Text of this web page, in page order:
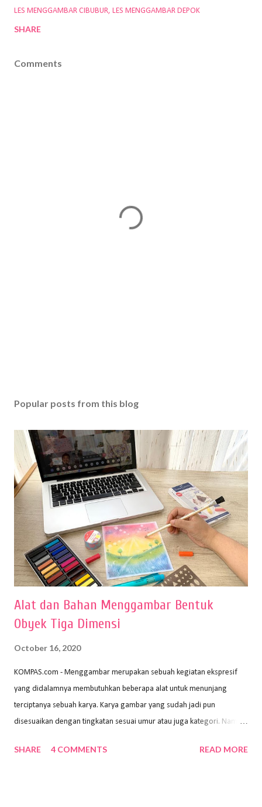
LES MENGGAMBAR CIBUBUR LES MENGGAMBAR DEPOK
SHARE
Comments
Popular posts from this blog
Alat dan Bahan Menggambar Bentuk
Obyek Tiga Dimensi
October 16, 2020
KOMPAS.com - Menggambar merupakan sebuah kegiatan ekspresif
yang didalamnya membutuhkan beberapa alat untuk menunjang
terciptanya sebuah karya. Karya gambar yang sudah jadi pun
disesuaikan dengan tingkatan sesuai umur atau juga kategori. Namun,
sehingga hasilnya bisa dilihat. Peran alat dan bahan sangat
SHARE 4 COMMENTS READ MORE